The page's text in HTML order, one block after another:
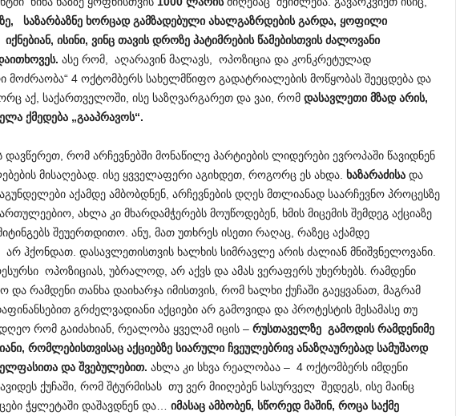
საზარბაზნე ხორცად გამზადებული ახალგაზრდების გარდა, ყოფილი
ისინი, ვინც თავის დროზე პატიმრების წამებისთვის ძალოვანი
ასე რომ, აღარავინ მალავს, ოპოზიცია და კონკრეტულად
მოძრაობა“ 4 ოქტომბერს სახელმწიფო გადატრიალების მოწყობას შეეცდება და
აქ, საქართველოში, ისე საზღვარგარეთ და ვაი, რომ დასავლეთი მზად არის,
ქმედება „გააპრავოს“.
დავწერეთ, რომ არჩევნებში მონაწილე პარტიების ლიდერები ევროპაში წავიდნენ
მისაღებად. ისე ყვველაფერი აგიხდეთ, როგორც ეს ახდა. ხაზარაძისადა
აქამდე ამბობდნენ, არჩევნების დღეს მთლიანად საარჩევნო პროცესზე
ახლა კი მხარდამჭერებს მოუწოდებენ, ხმის მიცემის შემდეგ აქციაზე
შეუერთდითო. ანუ, მათ უთხრეს ისეთი რაღაც, რაზეც აქამდე
ჰქონდათ. დასავლეთისთვის ხალხის სიმრავლე არის ძალიან მნიშვნელოვანი.
ოპოზიციას, უბრალოდ, არ აქვს და ამას ვერაფერს უხერხებს. რამდენი
და რამდენი თანხა დაიხარჯა იმისთვის, რომ ხალხი ქუჩაში გაეყვანათ, მაგრამ
გრძელვადიანი აქციები არ გამოვიდა და პროტესტის მესამასე თუ
რომ გაიძახიან, რეალობა ყველამ იცის – რუსთაველზე გამოდის რამდენიმე
რომლებისთვისაც აქციებზე სიარული ჩვეულებრივ ანაზღაურებად სამუშაოდ
და შვებულებით. ახლა კი სხვა რეალობაა – 4 ოქტომბერს იმდენი
ქუჩაში, რომ შტურმისას თუ ვერ მიიღებენ სასურველ შედეგს, ისე მაინც
ჭყლეტაში დაშავდნენ და… იმასაც ამბობენ, სწორედ მაშინ, როცა საქმე